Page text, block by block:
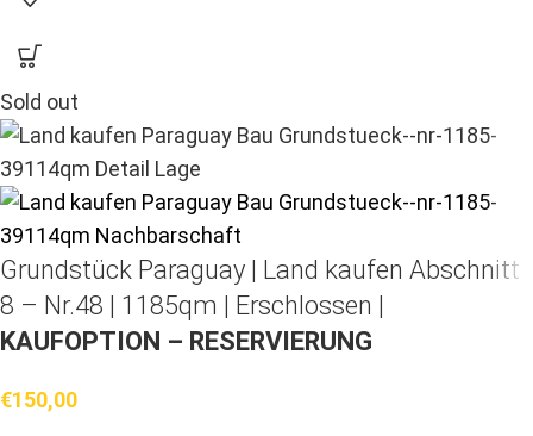
Sold out
Grundstück Paraguay | Land kaufen Abschnitt
8 – Nr.48 | 1185qm | Erschlossen |
KAUFOPTION – RESERVIERUNG
€150,00